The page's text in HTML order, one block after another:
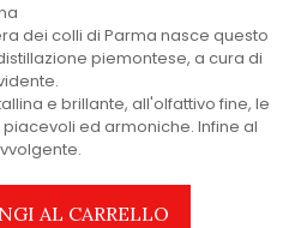
dei colli di Parma nasce questo
piemontese, a cura di
e brillante, all'olfattivo fine, le
ed armoniche. Infine al
AL CARRELLO